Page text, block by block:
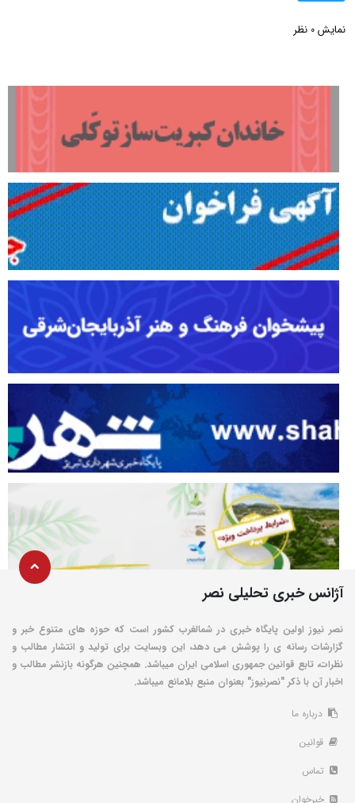
نمایش 0 نظر
آژانس خبری تحلیلی نصر
نصر نیوز اولین پایگاه خبری در شمالغرب کشور است که حوزه های متنوع خبر و
گزارشات رسانه ی را پوشش می دهد، این وبسایت برای تولید و انتشار مطالب و
نظرات، تابع قوانین جمهوری اسلامی ایران میباشد. همچنین هرگونه بازنشر مطالب و
اخبار آن با ذکر "نصرنیوز" بعنوان منبع بلامانع میباشد.
درباره ما
قوانین
تماس
خبرخوان